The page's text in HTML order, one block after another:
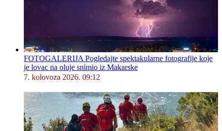
FOTOGALERIJA Pogledajte spektakularne fotografije koje
je lovac na oluje snimio iz Makarske
7. kolovoza 2026. 09:12